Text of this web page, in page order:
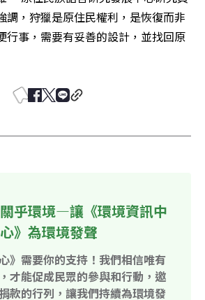
調，狩獵是原住民權利，是恢復而非
行事，需要有妥善的設計，並找回原
乎環境—讓《環境資訊中
心》為環境發聲
》需要你的支持！我們相信唯有
才能促成民眾的參與和行動，邀
款的行列，讓我們持續為環境發